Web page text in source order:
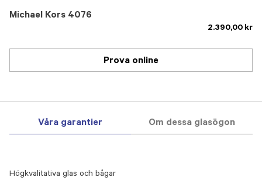
Michael Kors 4076
2.390,00 kr
Prova online
Våra garantier Om dessa glasögon
Högkvalitativa glas och bågar